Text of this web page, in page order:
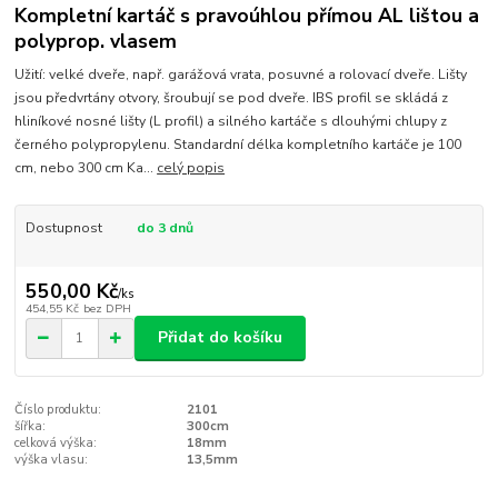
Kompletní kartáč s pravoúhlou přímou AL lištou a
polyprop. vlasem
Užití: velké dveře, např. garážová vrata, posuvné a rolovací dveře. Lišty
jsou předvrtány otvory, šroubují se pod dveře. IBS profil se skládá z
hliníkové nosné lišty (L profil) a silného kartáče s dlouhými chlupy z
černého polypropylenu. Standardní délka kompletního kartáče je 100
cm, nebo 300 cm Ka... celý popis
Dostupnost do 3 dnů
550,00 Kč/ks
454,55 Kč bez DPH
Přidat do košíku
Číslo produktu:
2101
šířka:
300cm
celková výška:
18mm
výška vlasu:
13,5mm